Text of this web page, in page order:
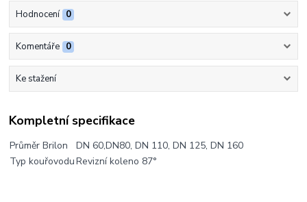
Hodnocení 0
Komentáře 0
Ke stažení
Kompletní specifikace
Průměr Brilon
DN 60,DN80, DN 110, DN 125, DN 160
Typ kouřovoduRevizní koleno 87°